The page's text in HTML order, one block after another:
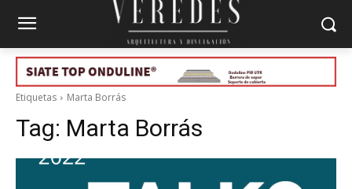
Etiquetas Marta Borrás
Tag: Marta Borrás